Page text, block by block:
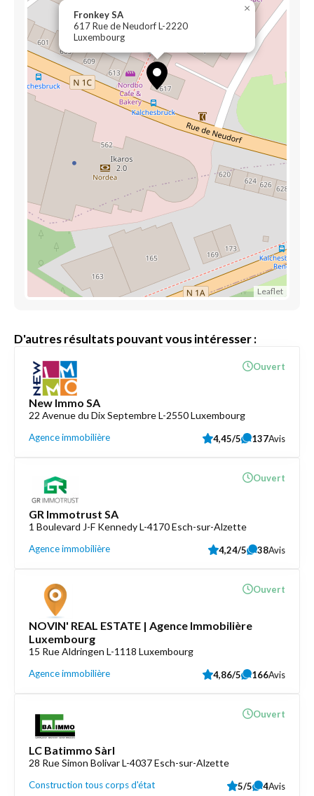
Fronkey SA
617 Rue de Neudorf L-2220
Luxembourg
×
Leaflet
D'autres résultats pouvant vous intéresser :
New Immo SA
22 Avenue du Dix Septembre L-2550 Luxembourg
Agence immobilière
Ouvert
4,45/5 137Avis
GR Immotrust SA
1 Boulevard J-F Kennedy L-4170 Esch-sur-Alzette
Agence immobilière
Ouvert
4,24/5 38Avis
NOVIN' REAL ESTATE | Agence Immobilière
Luxembourg
15 Rue Aldringen L-1118 Luxembourg
Agence immobilière
Ouvert
4,86/5 166Avis
LC Batimmo Sàrl
28 Rue Simon Bolivar L-4037 Esch-sur-Alzette
Construction tous corps d'état
Ouvert
5/5 4Avis